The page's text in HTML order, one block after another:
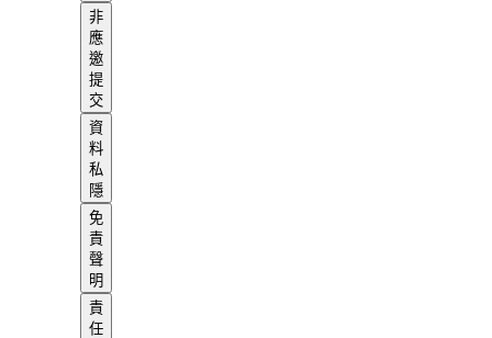
非
應
邀
提
交
資
料
私
隱
免
責
聲
明
責
任